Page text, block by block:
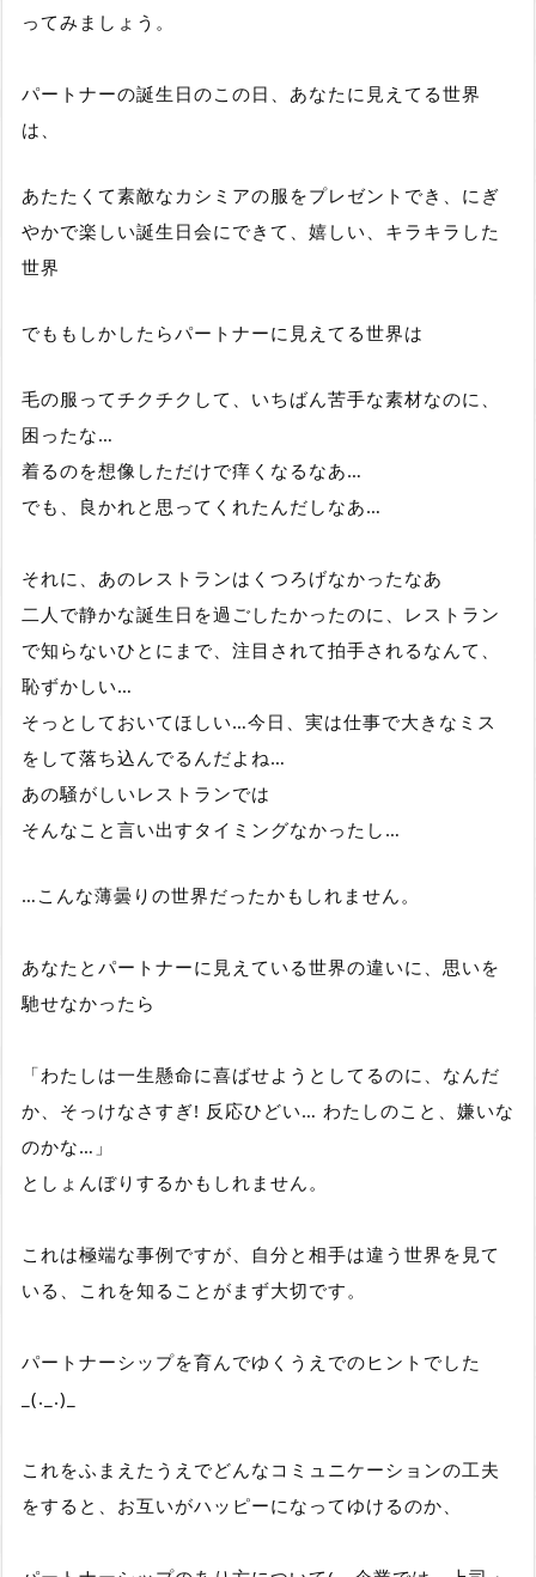
ってみましょう。
パートナーの誕生日のこの日、あなたに見えてる世界
は、
あたたくて素敵なカシミアの服をプレゼントでき、にぎ
やかで楽しい誕生日会にできて、嬉しい、キラキラした
世界
でももしかしたらパートナーに見えてる世界は
毛の服ってチクチクして、いちばん苦手な素材なのに、
困ったな…
着るのを想像しただけで痒くなるなあ…
でも、良かれと思ってくれたんだしなあ…
それに、あのレストランはくつろげなかったなあ
二人で静かな誕生日を過ごしたかったのに、レストラン
で知らないひとにまで、注目されて拍手されるなんて、
恥ずかしい…
そっとしておいてほしい…今日、実は仕事で大きなミス
をして落ち込んでるんだよね…
あの騒がしいレストランでは
そんなこと言い出すタイミングなかったし…
…こんな薄曇りの世界だったかもしれません。
あなたとパートナーに見えている世界の違いに、思いを
馳せなかったら
「わたしは一生懸命に喜ばせようとしてるのに、なんだ
か、そっけなさすぎ! 反応ひどい… わたしのこと、嫌いな
のかな…」
としょんぼりするかもしれません。
これは極端な事例ですが、自分と相手は違う世界を見て
いる、これを知ることがまず大切です。
パートナーシップを育んでゆくうえでのヒントでした
_(._.)_
これをふまえたうえでどんなコミュニケーションの工夫
をすると、お互いがハッピーになってゆけるのか、